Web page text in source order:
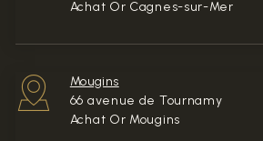
Achat Or Cagnes-sur-Mer
Mougins
66 avenue de Tournamy
Achat Or Mougins